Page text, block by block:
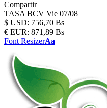
Compartir
TASA BCV Vie 07/08
$ USD: 756,70 Bs
€ EUR: 871,89 Bs
Font ResizerAa